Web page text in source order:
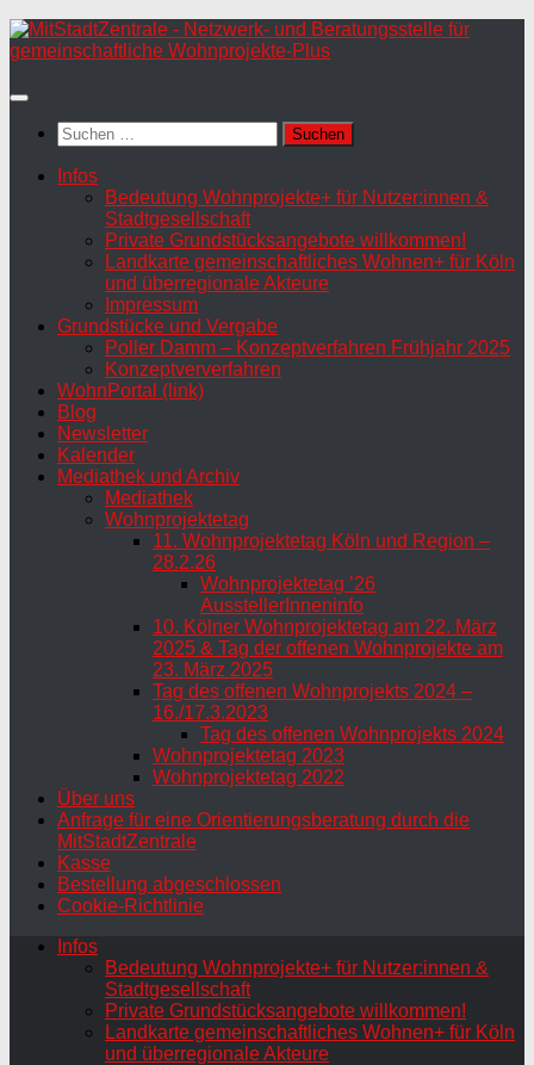
Zum
Inhalt
Suchen
nach:
Infos
Bedeutung Wohnprojekte+ für Nutzer:innen &
Stadtgesellschaft
Private Grundstücksangebote willkommen!
Landkarte gemeinschaftliches Wohnen+ für Köln
und überregionale Akteure
Impressum
Grundstücke und Vergabe
Poller Damm – Konzeptverfahren Frühjahr 2025
Konzeptververfahren
WohnPortal (link)
Blog
Newsletter
Kalender
Mediathek und Archiv
Mediathek
Wohnprojektetag
11. Wohnprojektetag Köln und Region –
28.2.26
Wohnprojektetag ’26
AusstellerInneninfo
10. Kölner Wohnprojektetag am 22. März
2025 & Tag der offenen Wohnprojekte am
23. März 2025
Tag des offenen Wohnprojekts 2024 –
16./17.3.2023
Tag des offenen Wohnprojekts 2024
Wohnprojektetag 2023
Wohnprojektetag 2022
Über uns
Anfrage für eine Orientierungsberatung durch die
MitStadtZentrale
Kasse
Bestellung abgeschlossen
Cookie-Richtlinie
Infos
Bedeutung Wohnprojekte+ für Nutzer:innen &
Stadtgesellschaft
Private Grundstücksangebote willkommen!
Landkarte gemeinschaftliches Wohnen+ für Köln
und überregionale Akteure